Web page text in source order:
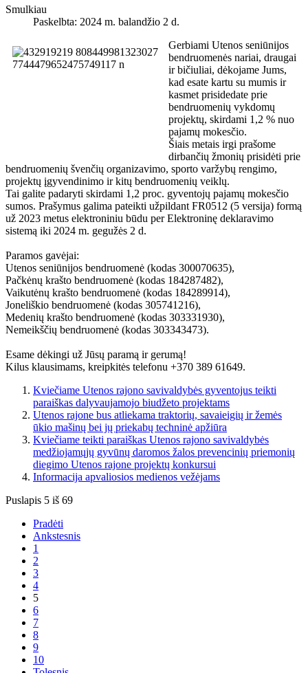
Smulkiau
Paskelbta: 2024 m. balandžio 2 d.
Gerbiami Utenos seniūnijos
bendruomenės nariai, draugai
ir bičiuliai, dėkojame Jums,
kad esate kartu su mumis ir
kasmet prisidedate prie
bendruomenių vykdomų
projektų, skirdami 1,2 % nuo
pajamų mokesčio.
Šiais metais irgi prašome
dirbančių žmonių prisidėti prie
bendruomenių švenčių organizavimo, sporto varžybų rengimo,
projektų įgyvendinimo ir kitų bendruomenių veiklų.
Tai galite padaryti skirdami 1,2 proc. gyventojų pajamų mokesčio
sumos. Prašymus galima pateikti užpildant FR0512 (5 versija) formą
už 2023 metus elektroniniu būdu per Elektroninę deklaravimo
sistemą iki 2024 m. gegužės 2 d.
Paramos gavėjai:
Utenos seniūnijos bendruomenė (kodas 300070635),
Pačkėnų krašto bendruomenė (kodas 184287482),
Vaikutėnų krašto bendruomenė (kodas 184289914),
Joneliškio bendruomenė (kodas 305741216),
Medenių krašto bendruomenė (kodas 303331930),
Nemeikščių bendruomenė (kodas 303343473).
Esame dėkingi už Jūsų paramą ir gerumą!
Kilus klausimams, kreipkitės telefonu +370 389 61649.
Kviečiame Utenos rajono savivaldybės gyventojus teikti
paraiškas dalyvaujamojo biudžeto projektams
Utenos rajone bus atliekama traktorių, savaieigių ir žemės
ūkio mašinų bei jų priekabų techninė apžiūra
Kviečiame teikti paraiškas Utenos rajono savivaldybės
medžiojamųjų gyvūnų daromos žalos prevencinių priemonių
diegimo Utenos rajone projektų konkursui
Informacija apvaliosios medienos vežėjams
Puslapis 5 iš 69
Pradėti
Ankstesnis
1
2
3
4
5
6
7
8
9
10